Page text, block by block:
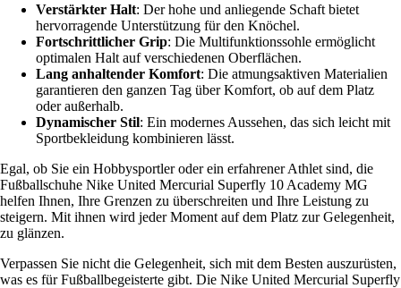
Verstärkter Halt: Der hohe und anliegende Schaft bietet
hervorragende Unterstützung für den Knöchel.
Fortschrittlicher Grip: Die Multifunktionssohle ermöglicht
optimalen Halt auf verschiedenen Oberflächen.
Lang anhaltender Komfort: Die atmungsaktiven Materialien
garantieren den ganzen Tag über Komfort, ob auf dem Platz
oder außerhalb.
Dynamischer Stil: Ein modernes Aussehen, das sich leicht mit
Sportbekleidung kombinieren lässt.
Egal, ob Sie ein Hobbysportler oder ein erfahrener Athlet sind, die
Fußballschuhe Nike United Mercurial Superfly 10 Academy MG
helfen Ihnen, Ihre Grenzen zu überschreiten und Ihre Leistung zu
steigern. Mit ihnen wird jeder Moment auf dem Platz zur Gelegenheit,
zu glänzen.
Verpassen Sie nicht die Gelegenheit, sich mit dem Besten auszurüsten,
was es für Fußballbegeisterte gibt. Die Nike United Mercurial Superfly